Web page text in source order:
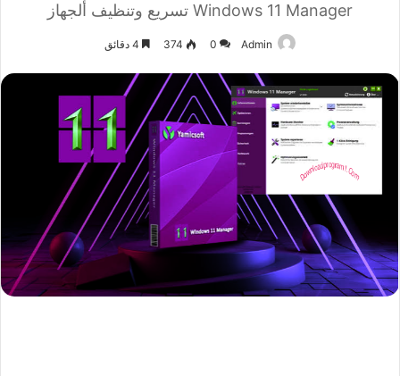
Windows 11 Manager تسريع وتنظيف ألجهاز
Admin
0
374